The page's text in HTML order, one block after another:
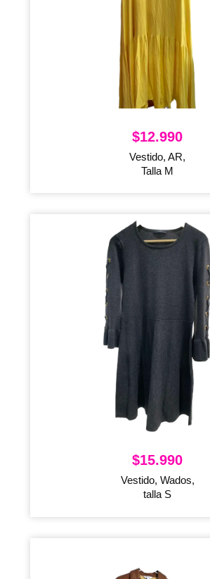
$12.990
Vestido, AR,
Talla M
$15.990
Vestido, Wados,
talla S